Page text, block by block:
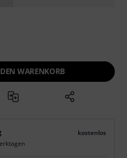
WARENKORB
kostenlos